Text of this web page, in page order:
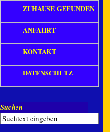
ZUHAUSE GEFUNDEN
ANFAHRT
KONTAKT
DATENSCHUTZ
Suchen